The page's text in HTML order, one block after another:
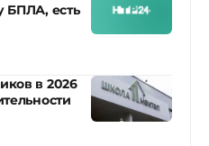
БПЛА, есть
в 2026